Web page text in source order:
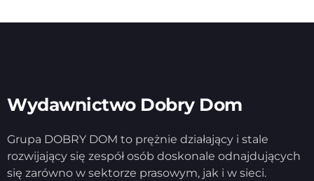
Wydawnictwo Dobry Dom
Grupa DOBRY DOM to prężnie działający i stale
rozwijający się zespół osób doskonale odnajdujących
się zarówno w sektorze prasowym, jak i w sieci.